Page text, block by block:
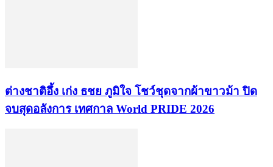
ต่างชาติอึ้ง เก่ง ธชย ภูมิใจ โชว์ชุดจากผ้าขาวม้า ปิด
จบสุดอลังการ เทศกาล World PRIDE 2026